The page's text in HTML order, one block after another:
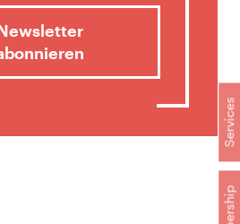
Services